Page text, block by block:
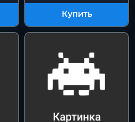
Купить